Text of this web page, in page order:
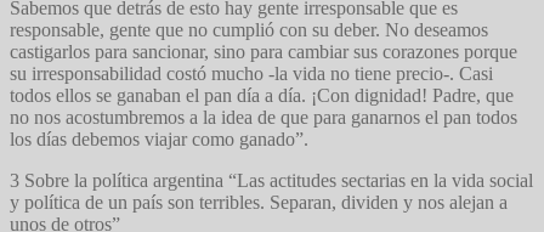
Sabemos que detrás de esto hay gente irresponsable que es
responsable, gente que no cumplió con su deber. No deseamos
castigarlos para sancionar, sino para cambiar sus corazones porque
su irresponsabilidad costó mucho -la vida no tiene precio-. Casi
todos ellos se ganaban el pan día a día. ¡Con dignidad! Padre, que
no nos acostumbremos a la idea de que para ganarnos el pan todos
los días debemos viajar como ganado”.
3 Sobre la política argentina “Las actitudes sectarias en la vida social
y política de un país son terribles. Separan, dividen y nos alejan a
unos de otros”